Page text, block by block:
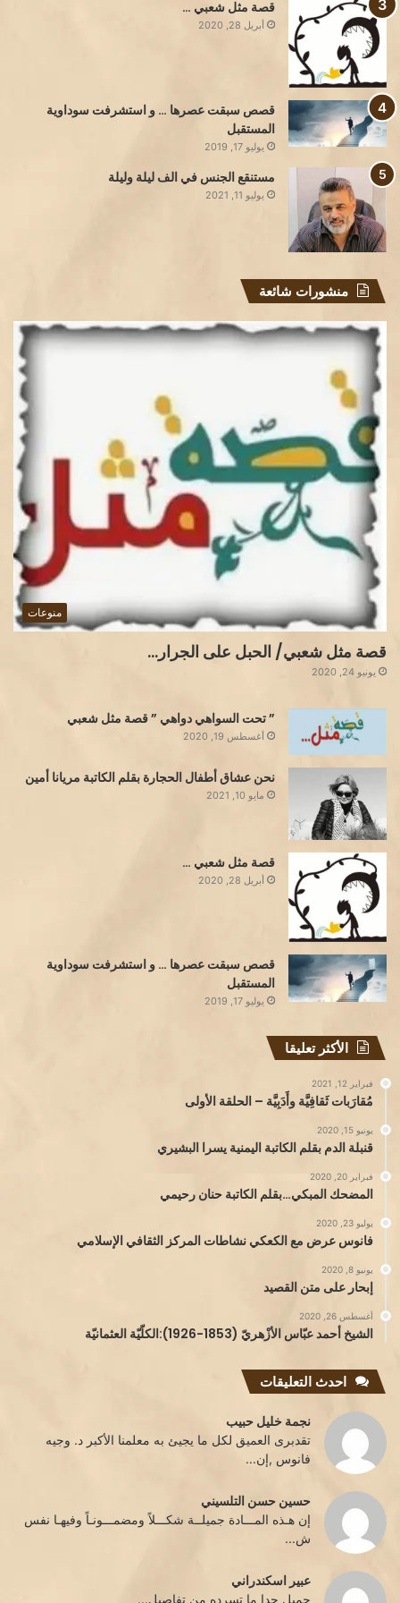
قصة مثل شعبي …
أبريل 28, 2020
قصص سبقت عصرها … و استشرفت سوداوية
المستقبل
يوليو 17, 2019
مستنقع الجنس في الف ليلة وليلة
يوليو 11, 2021
منشورات شائعة
منوعات
قصة مثل شعبي/ الحبل على الجرار…
يونيو 24, 2020
” تحت السواهي دواهي ” قصة مثل شعبي
أغسطس 19, 2020
نحن عشاق أطفال الحجارة بقلم الكاتبة مريانا أمين
مايو 10, 2021
قصة مثل شعبي …
أبريل 28, 2020
قصص سبقت عصرها … و استشرفت سوداوية
المستقبل
يوليو 17, 2019
الأكثر تعليقا
فبراير 12, 2021
مُقارَبات ثَقافِيَّة وأَدَبِيَّة – الحلقة الأولى
يونيو 15, 2020
قنبلة الدم بقلم الكاتبة اليمنية يسرا البشيري
فبراير 20, 2020
المضحك المبكي…بقلم الكاتبة حنان رحيمي
يوليو 23, 2020
فانوس عرض مع الكعكي نشاطات المركز الثقافي الإسلامي
يونيو 8, 2020
إبحار على متن القصيد
أغسطس 26, 2020
الشيخ أحمد عبّاس الأزْهريّ (1853-1926):الكلّيّة العثمانيّة
احدث التعليقات
نجمة خليل حبيب
تقدبرى العميق لكل ما يجيئ به معلمنا الأكبر د. وجيه
فانوس ,إن...
حسين حسن التلسيني
إن هـذه المـــادة جميلــة شكـــلاً ومضمـــونـاً وفيهـا نفس
ش...
عبير اسكندراني
جميل جدا ما تسرده من تفاصيل...